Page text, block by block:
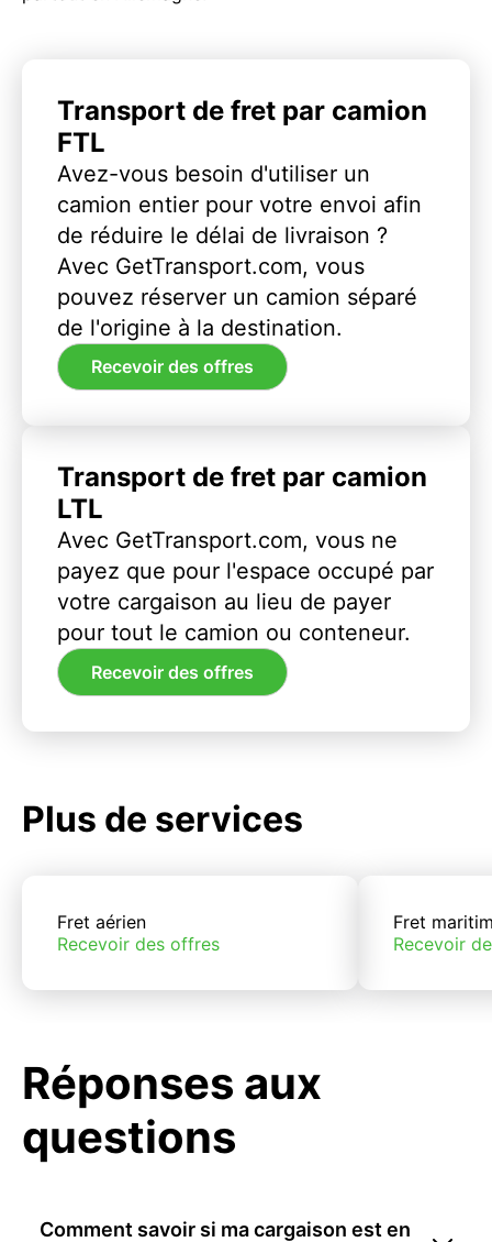
Transport de fret par camion
FTL
Avez-vous besoin d'utiliser un
camion entier pour votre envoi afin
de réduire le délai de livraison ?
Avec GetTransport.com, vous
pouvez réserver un camion séparé
de l'origine à la destination.
Recevoir des offres
Transport de fret par camion
LTL
Avec GetTransport.com, vous ne
payez que pour l'espace occupé par
votre cargaison au lieu de payer
pour tout le camion ou conteneur.
Recevoir des offres
Plus de services
Fret aérien
Recevoir des offres
Fret
Recevoir
Réponses aux
questions
Comment savoir si ma cargaison est en